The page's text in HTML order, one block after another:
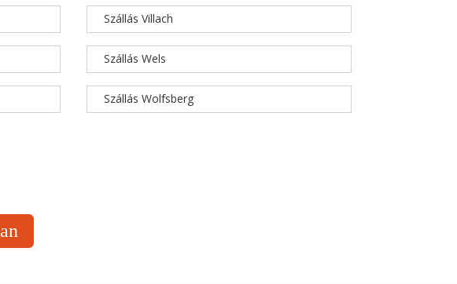
Szállás Villach
Szállás Wels
Szállás Wolfsberg